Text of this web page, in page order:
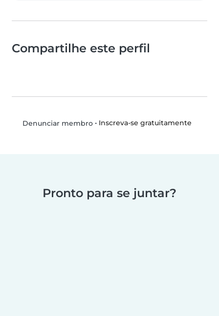
Compartilhe este perfil
Denunciar membro• Inscreva-se gratuitamente
Pronto para se juntar?